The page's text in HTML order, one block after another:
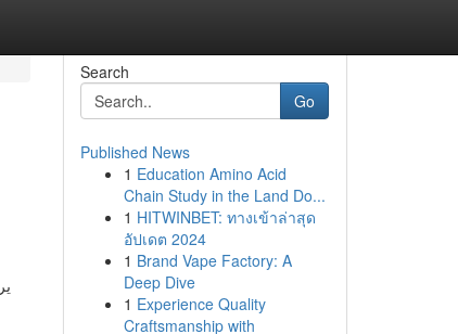
Search
Go
Published News
1 Education Amino Acid
Chain Study in the Land Do...
1 HITWINBET: ทางเข้าล่าสุด
อัปเดต 2024
1 Brand Vape Factory: A
Deep Dive
1 Experience Quality
Craftsmanship with